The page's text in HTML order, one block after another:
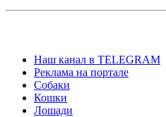
Наш канал в TELEGRAM
Реклама на портале
Собаки
Кошки
Лошади